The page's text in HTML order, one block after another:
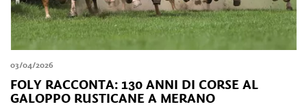
03/04/2026
FOLY RACCONTA: 130 ANNI DI CORSE AL
GALOPPO RUSTICANE A MERANO